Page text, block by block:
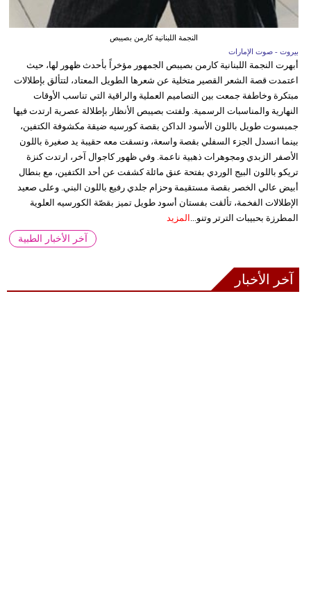
النجمة اللبنانية كارمن بصيبص
بيروت - صوت الإمارات
أبهرت النجمة اللبنانية كارمن بصيبص الجمهور مؤخراً بأحدث ظهور لها، حيث
اعتمدت قصة الشعر القصير متخلية عن شعرها الطويل المعتاد، لتتألق بإطلالات
مبتكرة وخاطفة جمعت بين التصاميم العملية والراقية التي تناسب الأوقات
النهارية والمناسبات الرسمية. ولفتت بصيبص الأنظار بإطلالة عصرية ارتدت فيها
جمبسوت طويل باللون الأسود الداكن بقصة كورسيه ضيقة مكشوفة الكتفين،
بينما انسدل الجزء السفلي بقصة واسعة، ونسقت معه حقيبة يد صغيرة باللون
الأصفر الزبدي ومجوهرات ذهبية ناعمة. وفي ظهور كاجوال آخر، ارتدت كنزة
تريكو باللون البيج الوردي بفتحة عنق مائلة كشفت عن أحد الكتفين، مع بنطال
أبيض عالي الخصر بقصة مستقيمة وحزام جلدي رفيع باللون البني. وعلى صعيد
الإطلالات الفخمة، تألقت بفستان أسود طويل تميز بقصّة الكورسيه العلوية
المطرزة بحبيبات الترتر وتنو... المزيد
آخر الأخبار الطبية
آخر الأخبار